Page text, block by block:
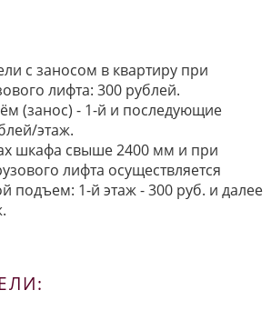
с заносом в квартиру при
лифта: 300 рублей.
(занос) - 1-й и последующие
этаж.
шкафа свыше 2400 мм и при
лифта осуществляется
подъем: 1-й этаж - 300 руб. и далее